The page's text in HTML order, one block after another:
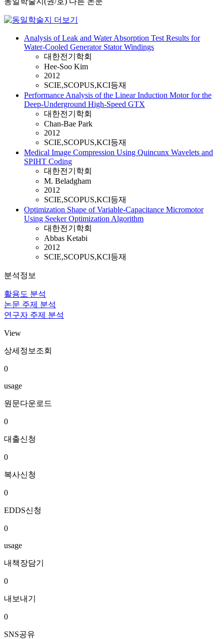
Analysis of Leak and Water Absorption Test Results for
Water-Cooled Generator Stator Windings
대한전기학회
Hee-Soo Kim
2012
SCIE,SCOPUS,KCI등재
Performance Analysis of the Linear Induction Motor for the
Deep-Underground High-Speed GTX
대한전기학회
Chan-Bae Park
2012
SCIE,SCOPUS,KCI등재
Medical Image Compression Using Quincunx Wavelets and
SPIHT Coding
대한전기학회
M. Beladgham
2012
SCIE,SCOPUS,KCI등재
Optimization Shape of Variable-Capacitance Micromotor
Using Seeker Optimization Algorithm
대한전기학회
Abbas Ketabi
2012
SCIE,SCOPUS,KCI등재
분석정보
활용도 분석
논문 주제 분석
연구자 주제 분석
View
상세정보조회
0
usage
원문다운로드
0
대출신청
0
복사신청
0
EDDS신청
0
usage
내책장담기
0
내보내기
0
SNS공유